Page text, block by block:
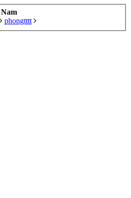
phongtttt